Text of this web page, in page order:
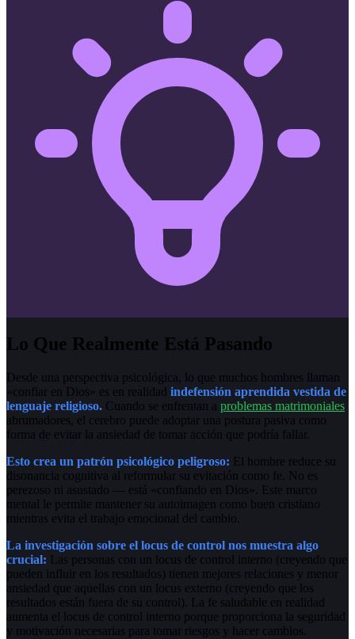
Lo Que Realmente Está Pasando
Desde una perspectiva psicológica, lo que muchos hombres llaman
«confiar en Dios» es en realidad indefensión aprendida vestida de
lenguaje religioso. Cuando se enfrentan a problemas matrimoniales
abrumadores, el cerebro puede adoptar una postura pasiva como
forma de evitar la ansiedad de tomar acción que podría fallar.
Esto crea un patrón psicológico peligroso: El hombre reduce su
disonancia cognitiva al reformular su evitación como fe. No es
perezoso ni asustado — está «confiando en Dios». Este marco
mental le permite mantener su autoimagen como buen cristiano
mientras evita el trabajo emocional del cambio.
La investigación sobre el locus de control nos muestra algo
crucial: Las personas con un locus de control interno (creyendo que
pueden influir en los resultados) tienen mejores relaciones y menor
ansiedad que aquellas con un locus externo (creyendo que los
resultados están fuera de su control). La fe saludable en realidad
aumenta el locus de control interno porque proporciona la seguridad
y motivación necesarias para tomar riesgos y hacer cambios.